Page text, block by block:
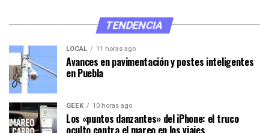
TENDENCIA
LOCAL 11 horas ago
Avances en pavimentación y postes inteligentes
en Puebla
GEEK 10 horas ago
Los «puntos danzantes» del iPhone: el truco
oculto contra el mareo en los viajes